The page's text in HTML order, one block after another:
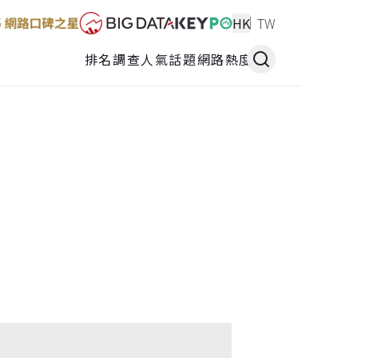
HK TW
排名調查人氣話題網路熱度